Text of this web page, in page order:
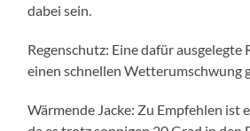
dabei sein.
Regenschutz: Eine dafür ausgelegte
einen schnellen Wetterumschwung
Wärmende Jacke: Zu Empfehlen ist